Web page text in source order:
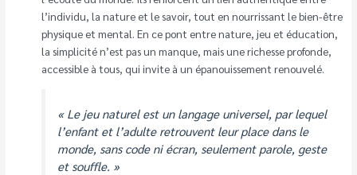
l’individu, la nature et le savoir, tout en nourrissant le bien-être
physique et mental. En ce pont entre nature, jeu et éducation,
la simplicité n’est pas un manque, mais une richesse profonde,
accessible à tous, qui invite à un épanouissement renouvelé.
« Le jeu naturel est un langage universel, par lequel
l’enfant et l’adulte retrouvent leur place dans le
monde, sans code ni écran, seulement parole, geste
et souffle. »